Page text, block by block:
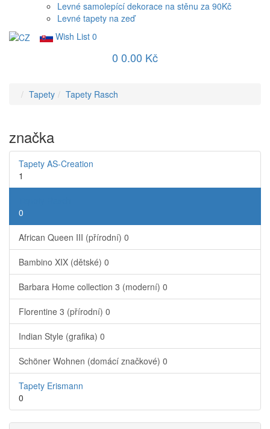
Levné samolepící dekorace na stěnu za 90Kč
Levné tapety na zeď
Wish List 0
0 0.00 Kč
Tapety Tapety Rasch
značka
Tapety AS-Creation
1
0
African Queen III (přírodní) 0
Bambino XIX (dětské) 0
Barbara Home collection 3 (moderní) 0
Florentine 3 (přírodní) 0
Indian Style (grafika) 0
Schöner Wohnen (domácí značkové) 0
Tapety Erismann
0